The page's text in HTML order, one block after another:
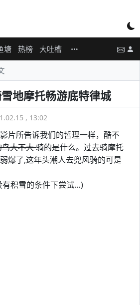
塘 热榜 大吐槽
地摩托畅游底特律城
, 13:02
片所告诉我们的哲理一样，酷不
大不大骑的是什么。过去骑摩托
爆了,这年头潮人去兜风骑的可是
积雪的条件下尝试…)